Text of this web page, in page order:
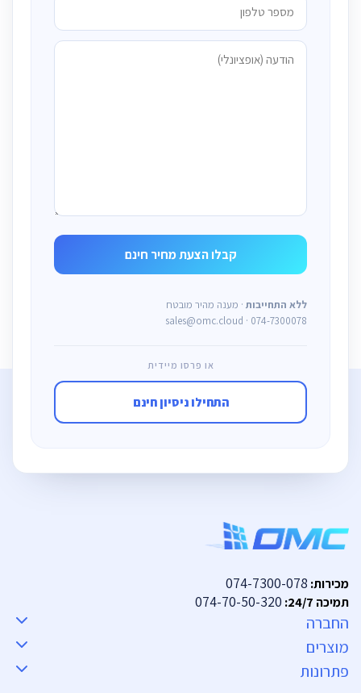
ללא התחייבות · מענה מהיר מובטח
sales@omc.cloud · 074-7300078
או פרסו מיידית
התחילו ניסיון חינם
מכירות: 074-7300-078
תמיכה 24/7: 074-70-50-320
החברה
מוצרים
פתרונות